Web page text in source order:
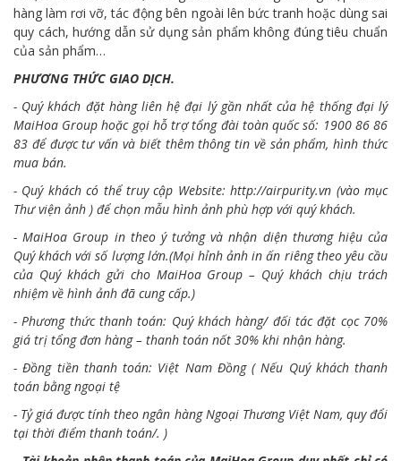
hàng làm rơi vỡ, tác động bên ngoài lên bức tranh hoặc dùng sai
quy cách, hướng dẫn sử dụng sản phẩm không đúng tiêu chuẩn
của sản phẩm…
PHƯƠNG THỨC GIAO DỊCH.
- Quý khách đặt hàng liên hệ đại lý gần nhất của hệ thống đại lý
MaiHoa Group hoặc gọi hỗ trợ tổng đài toàn quốc số: 1900 86 86
83 để được tư vấn và biết thêm thông tin về sản phẩm, hình thức
mua bán.
- Quý khách có thể truy cập Website:http://airpurity.vn (vào mục
Thư viện ảnh ) để chọn mẫu hình ảnh phù hợp với quý khách.
- MaiHoa Group in theo ý tưởng và nhận diện thương hiệu của
Quý khách với số lượng lớn.(Mọi hỉnh ảnh in ấn riêng theo yêu cầu
của Quý khách gửi cho MaiHoa Group – Quý khách chịu trách
nhiệm về hình ảnh đã cung cấp.)
- Phương thức thanh toán: Quý khách hàng/ đối tác đặt cọc 70%
giá trị tổng đơn hàng – thanh toán nốt 30% khi nhận hàng.
- Đồng tiền thanh toán: Việt Nam Đồng ( Nếu Quý khách thanh
toán bằng ngoại tệ
- Tỷ giá được tính theo ngân hàng Ngoại Thương Việt Nam, quy đổi
tại thời điểm thanh toán/. )